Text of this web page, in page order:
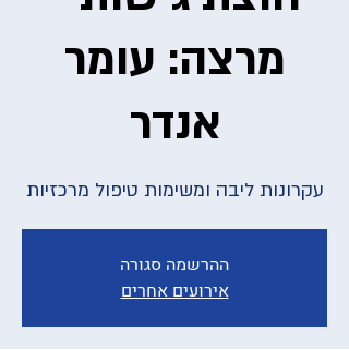
מרצה: עומר
אנדר
עקרונות ליבה ומשימות טיפול מרכזיות
ההרשמה סגורה
אירועים אחרים